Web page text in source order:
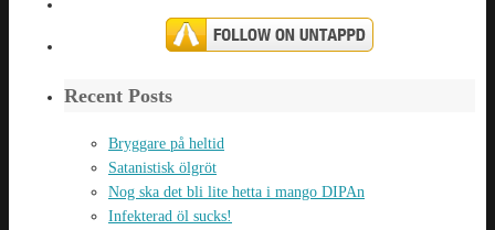
Recent Posts
Bryggare på heltid
Satanistisk ölgröt
Nog ska det bli lite hetta i mango DIPAn
Infekterad öl sucks!